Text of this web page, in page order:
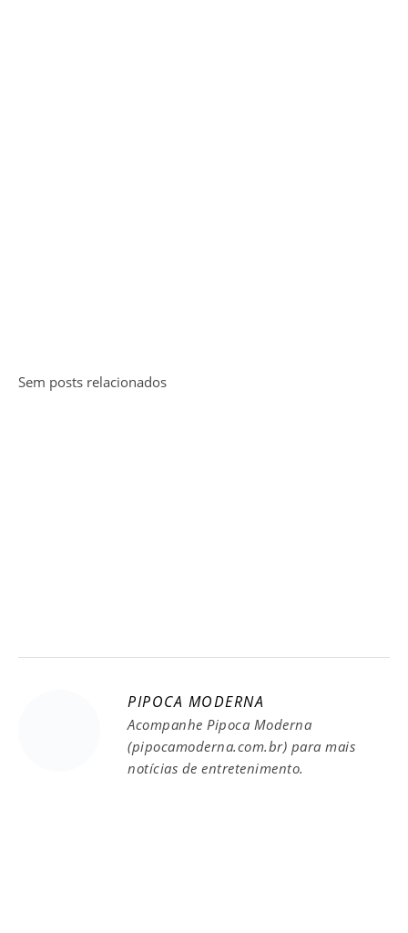
Sem posts relacionados
PIPOCA MODERNA
Acompanhe Pipoca Moderna
(pipocamoderna.com.br) para mais
notícias de entretenimento.